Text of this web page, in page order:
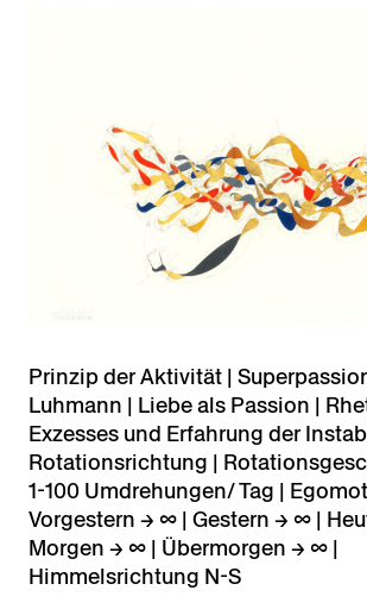
Prinzip der Aktivität |
Luhmann | Liebe als Passion |
Exzesses und Erfahrung der
Rotationsrichtung |
1-100 Umdrehungen/ Tag |
Vorgestern → ∞ | Gestern → ∞ |
Morgen → ∞ | Übermorgen → ∞ |
Himmelsrichtung N-S